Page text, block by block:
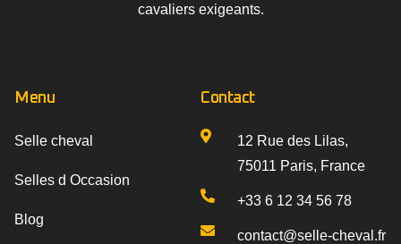
cavaliers exigeants.
Menu
Selle cheval
Selles d Occasion
Blog
Contact
12 Rue des Lilas,
75011 Paris, France
+33 6 12 34 56 78
contact@selle-cheval.fr